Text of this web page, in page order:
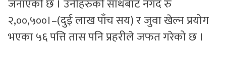
जनाएको छ । उनीहरुको साथबाट नगद रु
२,००,५००।–(दुई लाख पाँच सय) र जुवा खेल्न प्रयोग
भएका ५६ पत्ति तास पनि प्रहरीले जफत गरेको छ ।